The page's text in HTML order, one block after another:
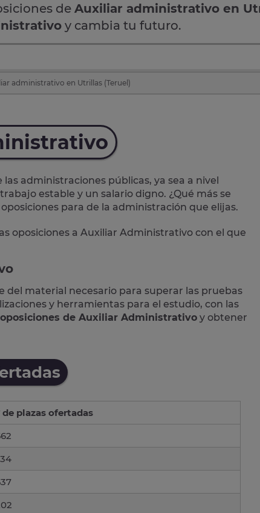
de Auxiliar administrativo en
y cambia tu futuro.
administrativo en Utrillas (Teruel)
administraciones públicas, ya sea a nivel
estable y un salario digno. ¿Qué más se
oposiciones para de la administración que elijas.
oposiciones a Auxiliar Administrativo con el que
del material necesario para superar las pruebas
y herramientas para el estudio, con las
oposiciones de Auxiliar Administrativo y obtener
de plazas ofertadas